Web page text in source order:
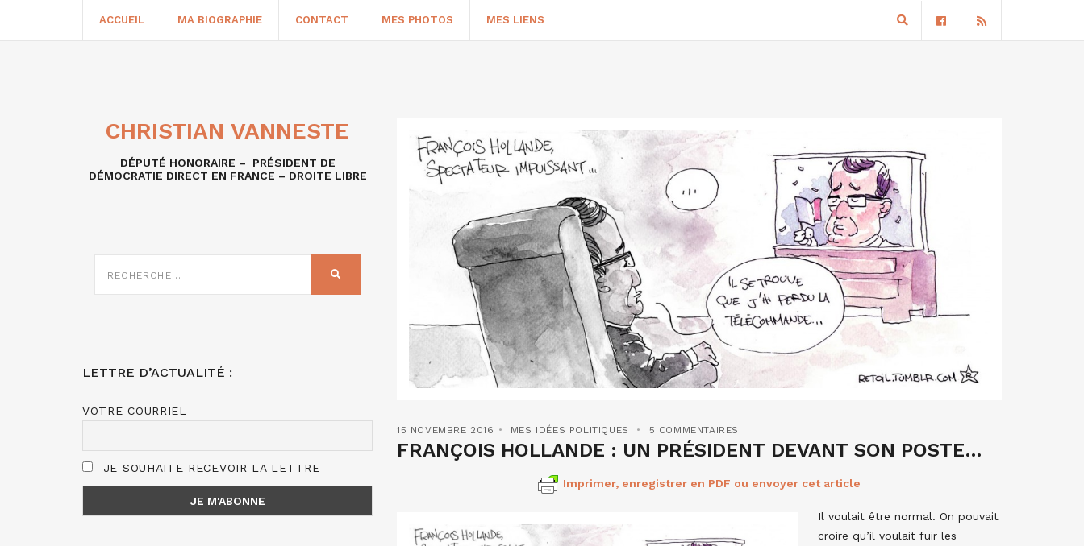
ACCUEIL MA BIOGRAPHIE CONTACT MES PHOTOS MES LIENS
15 NOVEMBRE 2016 MES IDÉES POLITIQUES 5 COMMENTAIRES
FRANÇOIS HOLLANDE : UN PRÉSIDENT DEVANT SON POSTE…
Imprimer, enregistrer en PDF ou envoyer cet article
Il voulait être normal. On pouvait
croire qu’il voulait fuir les
CHRISTIAN VANNESTE
DÉPUTÉ HONORAIRE – PRÉSIDENT DE
DÉMOCRATIE DIRECT EN FRANCE – DROITE LIBRE
SUR
LETTRE D’ACTUALITÉ :
VOTRE COURRIEL
JE SOUHAITE RECEVOIR LA LETTRE